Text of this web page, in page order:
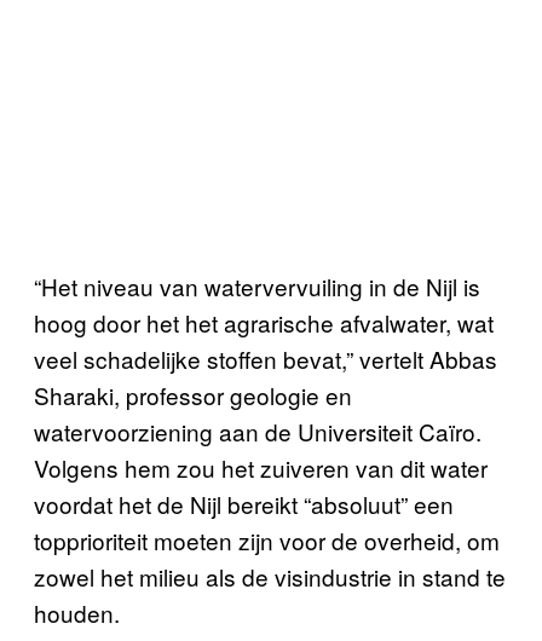
“Het niveau van watervervuiling in de Nijl is
hoog door het het agrarische afvalwater, wat
veel schadelijke stoffen bevat,” vertelt Abbas
Sharaki, professor geologie en
watervoorziening aan de Universiteit Caïro.
Volgens hem zou het zuiveren van dit water
voordat het de Nijl bereikt “absoluut” een
topprioriteit moeten zijn voor de overheid, om
zowel het milieu als de visindustrie in stand te
houden.